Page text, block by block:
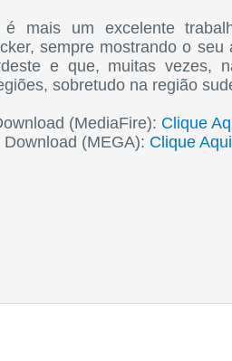
mais um excelente
sempre mostrando o seu
e que, muitas vezes,
sobretudo na região
(MediaFire): Clique
Download (MEGA): Clique